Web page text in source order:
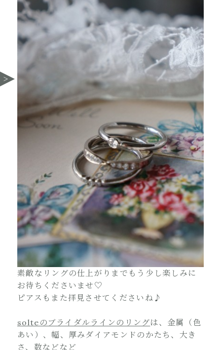
素敵なリングの仕上がりまでもう少し楽しみに
お待ちくださいませ♡
ピアスもまた拝見させてくださいね♪
solteのブライダルラインのリングは、金属（色
あい）、幅、厚みダイアモンドのかたち、大き
さ、数などなど